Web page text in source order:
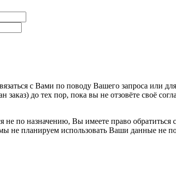
с Вами по поводу Вашего запроса или
до тех пор, пока вы не отзовёте своё
по назначению, Вы имеете право
не планируем использовать Ваши данные не